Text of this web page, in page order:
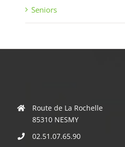
Seniors
Route de La Rochelle
85310 NESMY
02.51.07.65.90